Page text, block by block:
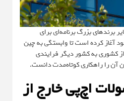
برندهای بزرگ برنامه‌ای برای
آغاز کرده است تا وابستگی به چین
کشوری به کشور دیگر فرایندی
آن را راهکاری کوتاه‌مدت دانست.
اچ‌پی خارج از